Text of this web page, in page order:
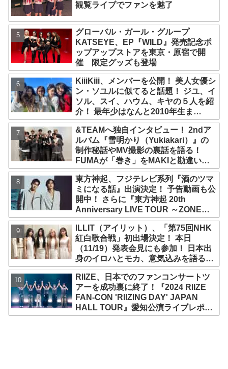
観覧ライブでファンを魅了
グローバル・ガール・グループ
KATSEYE、EP『WILD』発売記念ポ
ップアップストアを東京・原宿で開
催 限定グッズも登場
KiiiKiii、メンバーを公開！ 美人女優シ
ン・ソユルに似てると話題！ ジユ、イ
ソル、スイ、ハウム、キヤの５人を紹
介！ 最年少はなんと2010年生ま
れ！？
&TEAMへ独自インタビュー！ 2ndア
ルバム『雪明かり（Yukiakari）』の
制作秘話やMV撮影の裏話を語る！
FUMAが「巻き」をMAKIと勘違い？
爆笑トークも大公開【ABEMA】
東方神起、フジテレビ系列『酒のツマ
ミになる話』出演決定！ 予告動画も公
開中！ さらに『東方神起 20th
Anniversary LIVE TOUR ～ZONE
～』東京ドーム追加公演が決定
ILLIT（アイリット）、「第75回NHK
紅白歌合戦」初出場決定！ 本日
（11/19）発表会見にも参加！ 日本出
身のイロハとモカ、意気込みを語る
「ずっと夢見てたステージ…嬉しくて
光栄」
RIIZE、日本でのファンコンサートツ
アーを成功裏に終了！『2024 RIIZE
FAN-CON 'RIIZING DAY' JAPAN
HALL TOUR』愛知公演ライブレポー
ト！ ウォンビンの推しはウンソク？